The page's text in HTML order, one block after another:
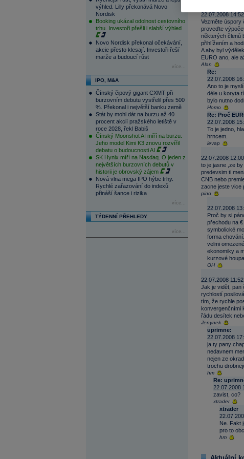
výhled. Lilly překonává Novo
Nordisk
Booking ukázal odolnost cestovního
trhu. Investoři přešli i slabší výhled
Novo Nordisk překonal očekávání,
akcie přesto klesají. Investoři řeší
marže a budoucí růst
více...
IPO, M&A
Čínský čipový gigant CXMT při
burzovním debutu vystřelil přes 500
%. Překonal i největší banku země
Stát by mohl dát na burzu až 40
procent akcií pražského letiště v
roce 2028, řekl Babiš
Čínský Moonshot AI míří na burzu.
Jeho model Kimi K3 znovu rozvířil
debatu o budoucnosti AI
SK Hynix míří na Nasdaq. O jeden z
největších burzovních debutů v
historii je obrovský zájem
Nová vlna mega IPO hýbe trhy.
Rychlé zařazování do indexů
přináší šance i rizika
více...
TÝDENNÍ PŘEHLEDY
více...
22.07.2008 14:52
Vezměte úspory
proveďte
některých členů
přihlížením a
A aby byl
EURO ano, ale
Alan
Re:
22.07.2008
Ano to je
déle u koryta
bylo nutno
Homo
Re: Proč
22.07.2008
To je jedno,
hrncem.
levap
22.07.2008 12:00
to je jasne ,ze
predevsim ti
CNB nebo
zacne jeste vice
pino
22.07.2008
Proč by si
přechodu na
symbolické
forma
velmi
ekonomiky a
kurzové
OH
22.07.2008 11:52
Jak je vidět, pan
rychlostí
tím, že rychle
konvergenčními
řádu desítek
Jenynek
uprimne:
22.07.2008
ja ty pany
nedavnem
nejen ze
trochu
hm
Re:
22.07.2008
zavist, co?
xtrader
xtrader
Ne. Fakt
pro to
hm